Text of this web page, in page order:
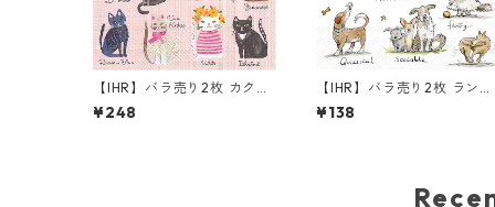
【IHR】バラ売り2枚 カクテ
ルサイズ ペーパーナプキン
COOL CATS ピンク
¥248
【IHR】バラ売り2枚 ランチ
サイズ ペーパーナプキン E
MOTION DOGS ホワイト A
¥138